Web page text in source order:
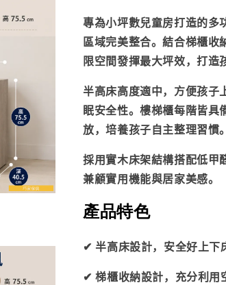
專為小坪數兒童房打造的多
區域完美整合。結合梯櫃收
限空間發揮最大坪效，打造
半高床高度適中，方便孩子
眠安全性。樓梯櫃每階皆具
放，培養孩子自主整理習慣。
採用實木床架結構搭配低甲
兼顧實用機能與居家美感。
產品特色
✔ 半高床設計，安全好上下
✔ 梯櫃收納設計，充分利用